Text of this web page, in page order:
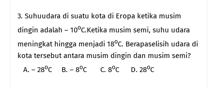
3. Suhuudara di suatu kota di Eropa ketika musim
dingin adalah – 10oC.Ketika musim semi, suhu udara
meningkat hingga menjadi 18oC. Berapaselisih udara di
kota tersebut antara musim dingin dan musim semi?
A. – 28oC B. – 8oC C. 8oC D. 28oC